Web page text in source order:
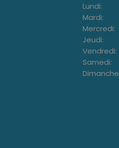
Lundi:
Mardi:
Mercredi:
Jeudi:
Vendredi:
Samedi: